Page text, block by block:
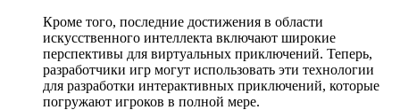
Кроме того, последние достижения в области
искусственного интеллекта включают широкие
перспективы для виртуальных приключений. Теперь,
разработчики игр могут использовать эти технологии
для разработки интерактивных приключений, которые
погружают игроков в полной мере.